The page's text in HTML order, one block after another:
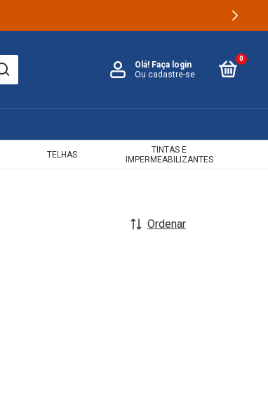
Olá! Faça login
Ou cadastre-se
0
TELHAS
TINTAS E
IMPERMEABILIZANTES
Ordenar